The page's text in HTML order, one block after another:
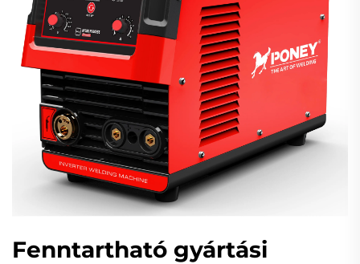
Fenntartható gyártási